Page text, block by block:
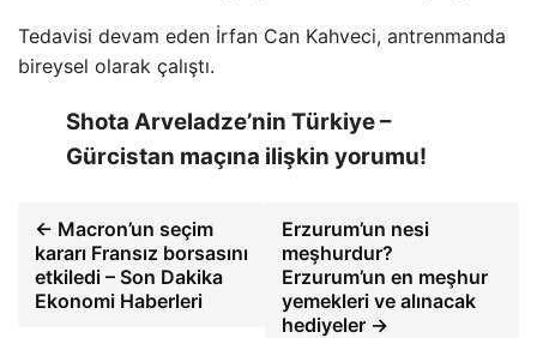
Tedavisi devam eden İrfan Can Kahveci, antrenmanda
bireysel olarak çalıştı.
Shota Arveladze’nin Türkiye –
Gürcistan maçına ilişkin yorumu!
← Macron’un seçim
kararı Fransız borsasını
etkiledi – Son Dakika
Ekonomi Haberleri
Erzurum’un nesi
meşhurdur?
Erzurum’un en meşhur
yemekleri ve alınacak
hediyeler →